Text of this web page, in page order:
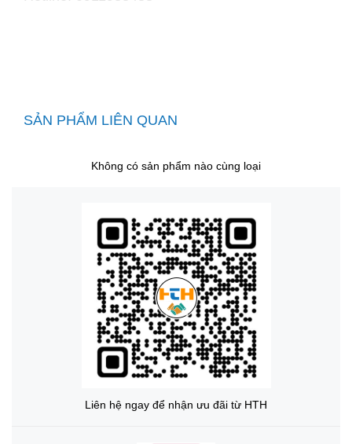
SẢN PHẨM LIÊN QUAN
Không có sản phẩm nào cùng loại
Liên hệ ngay để nhận ưu đãi từ HTH